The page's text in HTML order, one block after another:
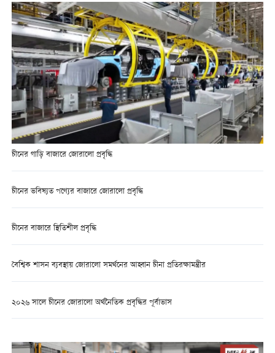
চীনের গাড়ি বাজারে জোরালো প্রবৃদ্ধি
চীনের ভবিষ্যত পণ্যের বাজারে জোরালো প্রবৃদ্ধি
চীনের বাজারে স্থিতিশীল প্রবৃদ্ধি
বৈশ্বিক শাসন ব্যবস্থায় জোরালো সমর্থনের আহ্বান চীনা প্রতিরক্ষামন্ত্রীর
২০২৬ সালে চীনের জোরালো অর্থনৈতিক প্রবৃদ্ধির পূর্বাভাস